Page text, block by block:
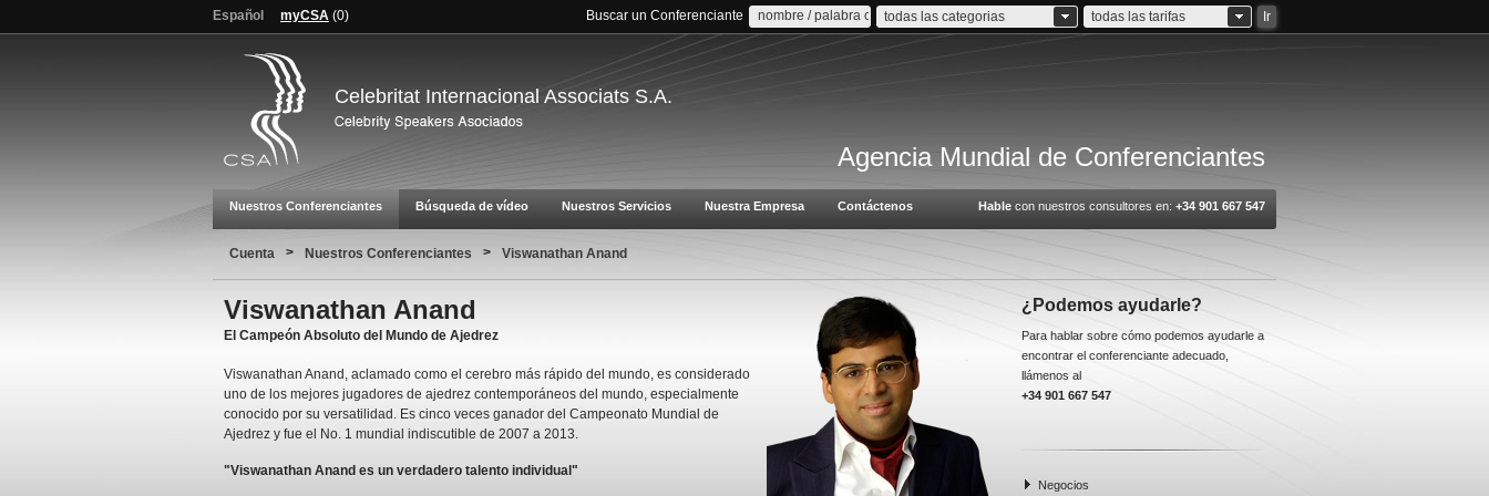
Español myCSA (0) Buscar un Conferenciante todas las categorias todas las tarifas Ir
Celebritat Internacional Associats S.A.
Agencia Mundial de Conferenciantes
Nuestros Conferenciantes Búsqueda de vídeo Nuestros Servicios Nuestra Empresa Contáctenos Hable con nuestros consultores en: +34 901 667 547
Cuenta > Nuestros Conferenciantes > Viswanathan Anand
Viswanathan Anand
El Campeón Absoluto del Mundo de Ajedrez
Viswanathan Anand, aclamado como el cerebro más rápido del mundo, es considerado
uno de los mejores jugadores de ajedrez contemporáneos del mundo, especialmente
conocido por su versatilidad. Es cinco veces ganador del Campeonato Mundial de
Ajedrez y fue el No. 1 mundial indiscutible de 2007 a 2013.
"Viswanathan Anand es un verdadero talento individual"
¿Podemos ayudarle?
Para hablar sobre cómo podemos ayudarle a
encontrar el conferenciante adecuado,
llámenos al
+34 901 667 547
Negocios